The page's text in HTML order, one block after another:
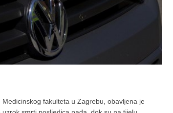
fakulteta u Zagrebu, obavljena je